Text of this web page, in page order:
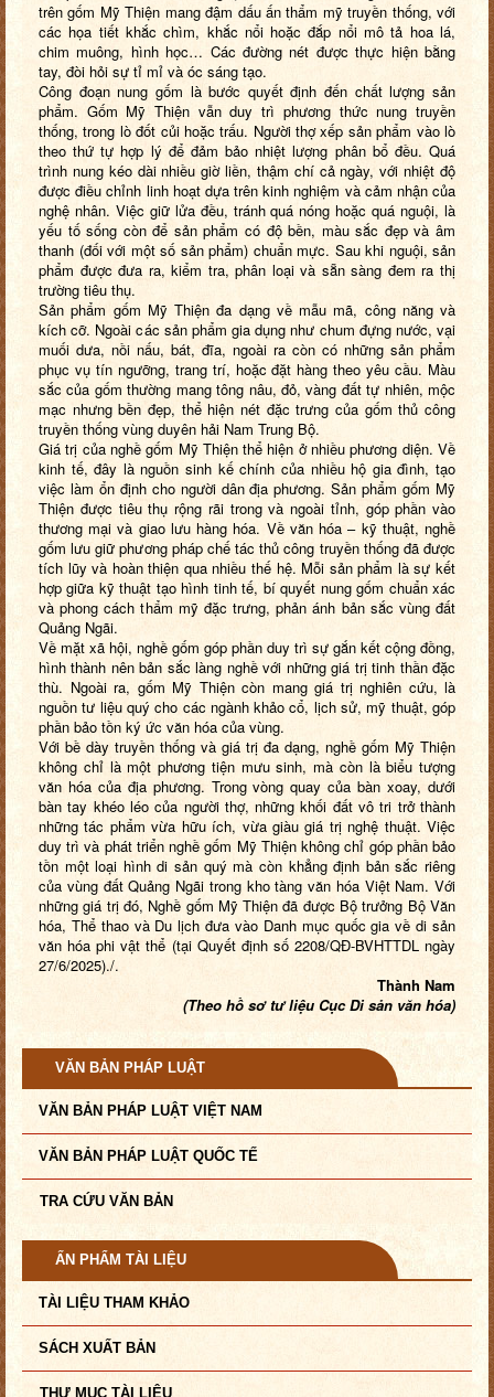
trên gốm Mỹ Thiện mang đậm dấu ấn thẩm mỹ truyền thống, với
các họa tiết khắc chìm, khắc nổi hoặc đắp nổi mô tả hoa lá,
chim muông, hình học… Các đường nét được thực hiện bằng
tay, đòi hỏi sự tỉ mỉ và óc sáng tạo.
Công đoạn nung gốm là bước quyết định đến chất lượng sản
phẩm. Gốm Mỹ Thiện vẫn duy trì phương thức nung truyền
thống, trong lò đốt củi hoặc trấu. Người thợ xếp sản phẩm vào lò
theo thứ tự hợp lý để đảm bảo nhiệt lượng phân bổ đều. Quá
trình nung kéo dài nhiều giờ liền, thậm chí cả ngày, với nhiệt độ
được điều chỉnh linh hoạt dựa trên kinh nghiệm và cảm nhận của
nghệ nhân. Việc giữ lửa đều, tránh quá nóng hoặc quá nguội, là
yếu tố sống còn để sản phẩm có độ bền, màu sắc đẹp và âm
thanh (đối với một số sản phẩm) chuẩn mực. Sau khi nguội, sản
phẩm được đưa ra, kiểm tra, phân loại và sẵn sàng đem ra thị
trường tiêu thụ.
Sản phẩm gốm Mỹ Thiện đa dạng về mẫu mã, công năng và
kích cỡ. Ngoài các sản phẩm gia dụng như chum đựng nước, vại
muối dưa, nồi nấu, bát, đĩa, ngoài ra còn có những sản phẩm
phục vụ tín ngưỡng, trang trí, hoặc đặt hàng theo yêu cầu. Màu
sắc của gốm thường mang tông nâu, đỏ, vàng đất tự nhiên, mộc
mạc nhưng bền đẹp, thể hiện nét đặc trưng của gốm thủ công
truyền thống vùng duyên hải Nam Trung Bộ.
Giá trị của nghề gốm Mỹ Thiện thể hiện ở nhiều phương diện. Về
kinh tế, đây là nguồn sinh kế chính của nhiều hộ gia đình, tạo
việc làm ổn định cho người dân địa phương. Sản phẩm gốm Mỹ
Thiện được tiêu thụ rộng rãi trong và ngoài tỉnh, góp phần vào
thương mại và giao lưu hàng hóa. Về văn hóa – kỹ thuật, nghề
gốm lưu giữ phương pháp chế tác thủ công truyền thống đã được
tích lũy và hoàn thiện qua nhiều thế hệ. Mỗi sản phẩm là sự kết
hợp giữa kỹ thuật tạo hình tinh tế, bí quyết nung gốm chuẩn xác
và phong cách thẩm mỹ đặc trưng, phản ánh bản sắc vùng đất
Quảng Ngãi.
Về mặt xã hội, nghề gốm góp phần duy trì sự gắn kết cộng đồng,
hình thành nên bản sắc làng nghề với những giá trị tinh thần đặc
thù. Ngoài ra, gốm Mỹ Thiện còn mang giá trị nghiên cứu, là
nguồn tư liệu quý cho các ngành khảo cổ, lịch sử, mỹ thuật, góp
phần bảo tồn ký ức văn hóa của vùng.
Với bề dày truyền thống và giá trị đa dạng, nghề gốm Mỹ Thiện
không chỉ là một phương tiện mưu sinh, mà còn là biểu tượng
văn hóa của địa phương. Trong vòng quay của bàn xoay, dưới
bàn tay khéo léo của người thợ, những khối đất vô tri trở thành
những tác phẩm vừa hữu ích, vừa giàu giá trị nghệ thuật. Việc
duy trì và phát triển nghề gốm Mỹ Thiện không chỉ góp phần bảo
tồn một loại hình di sản quý mà còn khẳng định bản sắc riêng
của vùng đất Quảng Ngãi trong kho tàng văn hóa Việt Nam. Với
những giá trị đó, Nghề gốm Mỹ Thiện đã được Bộ trưởng Bộ Văn
hóa, Thể thao và Du lịch đưa vào Danh mục quốc gia về di sản
văn hóa phi vật thể (tại Quyết định số 2208/QĐ-BVHTTDL ngày
27/6/2025)./.
Thành Nam
(Theo hồ sơ tư liệu Cục Di sản văn hóa)
VĂN BẢN PHÁP LUẬT
VĂN BẢN PHÁP LUẬT VIỆT NAM
VĂN BẢN PHÁP LUẬT QUỐC TẾ
TRA CỨU VĂN BẢN
ẤN PHẨM TÀI LIỆU
TÀI LIỆU THAM KHẢO
SÁCH XUẤT BẢN
THƯ MỤC TÀI LIỆU